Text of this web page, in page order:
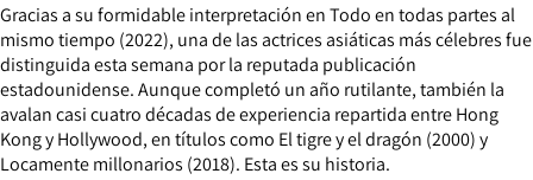
Gracias a su formidable interpretación en Todo en todas partes al
mismo tiempo (2022), una de las actrices asiáticas más célebres fue
distinguida esta semana por la reputada publicación
estadounidense. Aunque completó un año rutilante, también la
avalan casi cuatro décadas de experiencia repartida entre Hong
Kong y Hollywood, en títulos como El tigre y el dragón (2000) y
Locamente millonarios (2018). Esta es su historia.